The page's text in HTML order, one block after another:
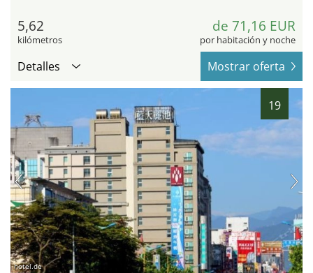
5,62
kilómetros
de 71,16 EUR
por habitación y noche
Detalles Mostrar oferta
19
hotel.de